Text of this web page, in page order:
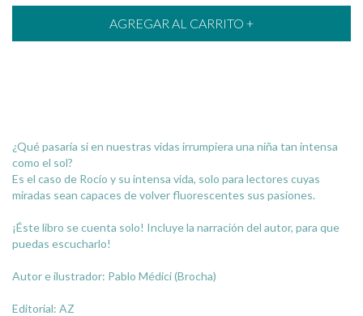
¿Qué pasaría si en nuestras vidas irrumpiera una niña tan intensa
como el sol?
Es el caso de Rocío y su intensa vida, solo para lectores cuyas
miradas sean capaces de volver fluorescentes sus pasiones.
¡Éste libro se cuenta solo! Incluye la narración del autor, para que
puedas escucharlo!
Autor e ilustrador: Pablo Médici (Brocha)
Editorial: AZ